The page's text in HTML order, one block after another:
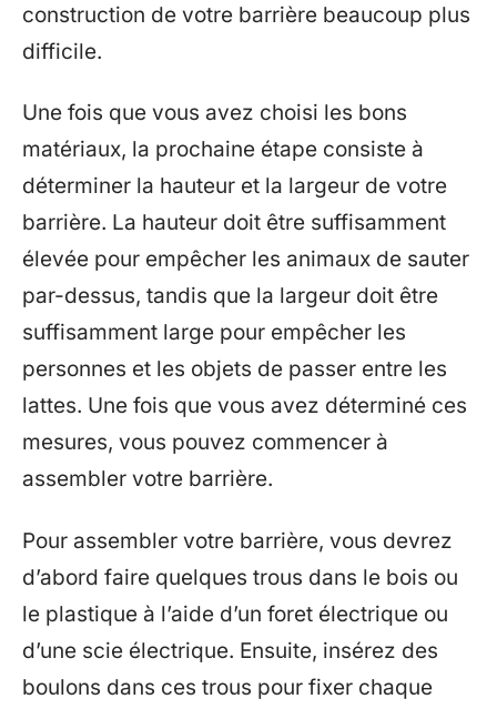
construction de votre barrière beaucoup plus
difficile.
Une fois que vous avez choisi les bons
matériaux, la prochaine étape consiste à
déterminer la hauteur et la largeur de votre
barrière. La hauteur doit être suffisamment
élevée pour empêcher les animaux de sauter
par-dessus, tandis que la largeur doit être
suffisamment large pour empêcher les
personnes et les objets de passer entre les
lattes. Une fois que vous avez déterminé ces
mesures, vous pouvez commencer à
assembler votre barrière.
Pour assembler votre barrière, vous devrez
d’abord faire quelques trous dans le bois ou
le plastique à l’aide d’un foret électrique ou
d’une scie électrique. Ensuite, insérez des
boulons dans ces trous pour fixer chaque